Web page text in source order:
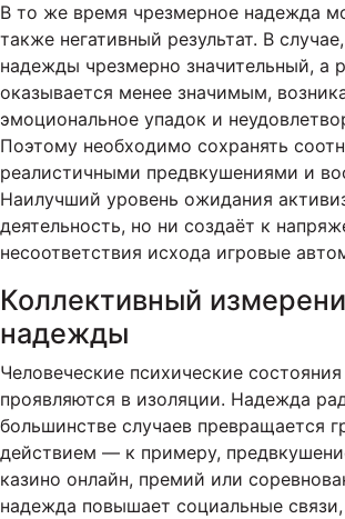
В то же время чрезмерное надежда
также негативный результат. В
надежды чрезмерно значительный, а
оказывается менее значимым,
эмоциональное упадок и
Поэтому необходимо сохранять
реалистичными предвкушениями и
Наилучший уровень ожидания
деятельность, но ни создаёт к
несоответствия исхода игровые
Коллективный
надежды
Человеческие психические
проявляются в изоляции. Надежда
большинстве случаев превращается
действием — к примеру,
казино онлайн, премий или
надежда повышает социальные связи,